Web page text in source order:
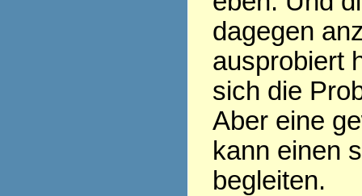
dagegen
ausprobiert
sich die
Aber eine
kann einen
begleiten.